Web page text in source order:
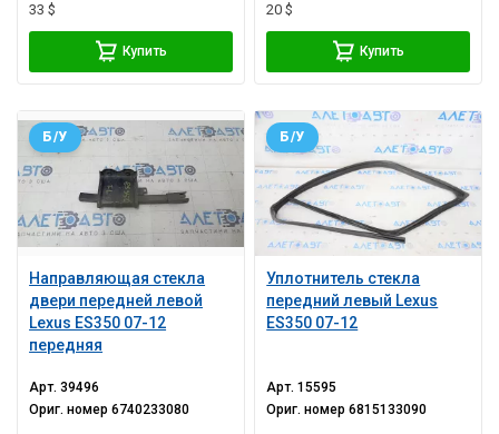
33 $
Купить
20 $
Купить
Направляющая стекла
двери передней левой
Lexus ES350 07-12
передняя
Б/У
Арт.39496
Ориг. номер6740233080
Уплотнитель стекла
передний левый Lexus
ES350 07-12
Б/У
Арт.15595
Ориг. номер6815133090